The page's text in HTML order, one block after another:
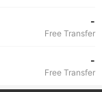
-
Free Transfer
-
Free Transfer